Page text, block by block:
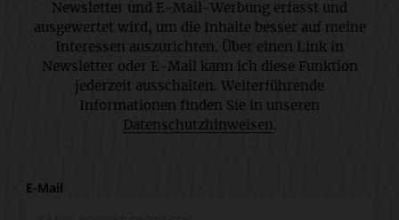
Newsletter und E-Mail-Werbung erfasst und
ausgewertet wird, um die Inhalte besser auf meine
Interessen auszurichten. Über einen Link in
Newsletter oder E-Mail kann ich diese Funktion
jederzeit ausschalten. Weiterführende
Informationen finden Sie in unseren
Datenschutzhinweisen .
E-Mail